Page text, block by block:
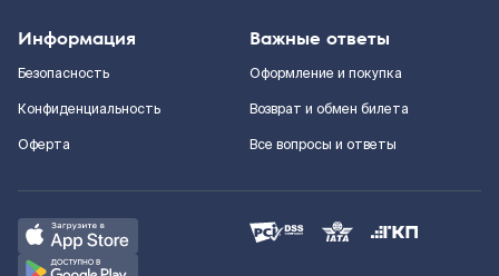
Информация
Безопасность
Конфиденциальность
Оферта
Важные ответы
Оформление и покупка
Возврат и обмен билета
Все вопросы и ответы